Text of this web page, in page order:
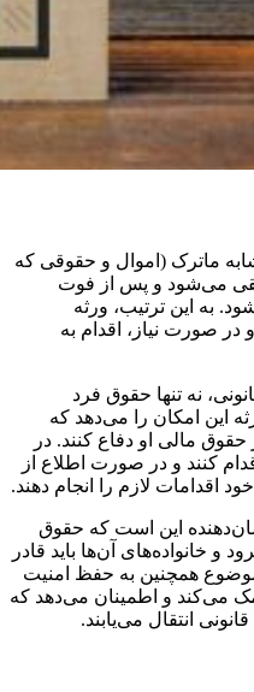
ماترک (اموال و حقوقی که
می‌شود و پس از فوت
به این ترتیب، ورثه
در صورت نیاز، اقدام به
نه تنها حقوق فرد
این امکان را می‌دهد که
حقوق مالی او دفاع کنند. در
کنند و در صورت اطلاع از
اقدامات لازم را انجام دهند.
این است که حقوق
و خانواده‌های آن‌ها باید قادر
همچنین به حفظ امنیت
می‌کند و اطمینان می‌دهد که
انتقال می‌یابند.